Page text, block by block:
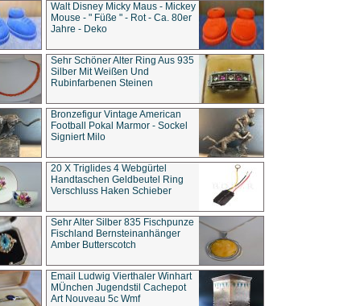
Walt Disney Micky Maus - Mickey
Mouse - " Füße " - Rot - Ca. 80er
Jahre - Deko
Sehr Schöner Alter Ring Aus 935
Silber Mit Weißen Und
Rubinfarbenen Steinen
Bronzefigur Vintage American
Football Pokal Marmor - Sockel
Signiert Milo
20 X Triglides 4 Webgürtel
Handtaschen Geldbeutel Ring
Verschluss Haken Schieber
Sehr Alter Silber 835 Fischpunze
Fischland Bernsteinanhänger
Amber Butterscotch
Email Ludwig Vierthaler Winhart
MÜnchen Jugendstil Cachepot
Art Nouveau 5c Wmf